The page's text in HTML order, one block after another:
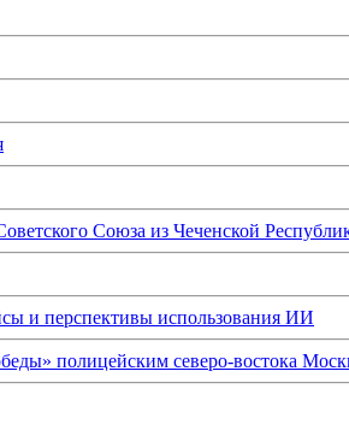
Союза из Чеченской
и перспективы использования ИИ
полицейским северо-востока